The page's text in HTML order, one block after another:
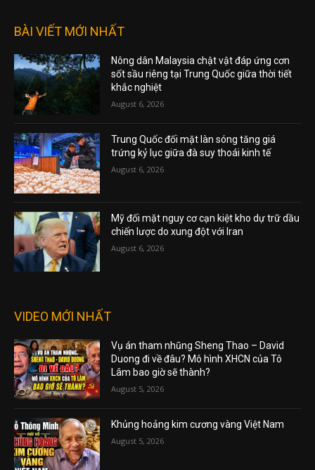
BÀI VIẾT MỚI NHẤT
Nông dân Malaysia chật vật đáp ứng cơn
sốt sầu riêng tại Trung Quốc giữa thời tiết
khắc nghiệt
August 6, 2026
Trung Quốc đối mặt làn sóng tăng giá
trứng kỷ lục giữa đà suy thoái kinh tế
August 6, 2026
Mỹ đối mặt nguy cơ cạn kiệt kho dự trữ dầu
chiến lược do xung đột với Iran
August 6, 2026
VIDEO MỚI NHẤT
Vụ án tham nhũng Sheng Thao – David
Duong đi về đâu? Mô hình XHCN của Tô
Lâm bao giờ sẽ thành?
August 5, 2026
Khủng hoảng kim cương vàng Việt Nam
August 5, 2026